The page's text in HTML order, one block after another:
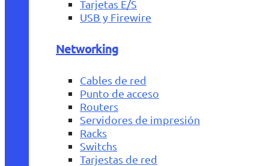
Tarjetas E/S
USB y Firewire
Networking
Cables de red
Punto de acceso
Routers
Servidores de impresión
Racks
Switchs
Tarjestas de red